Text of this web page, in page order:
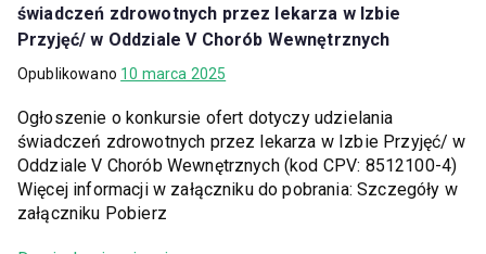
świadczeń zdrowotnych przez lekarza w Izbie
Przyjęć/ w Oddziale V Chorób Wewnętrznych
Opublikowano 10 marca 2025
Ogłoszenie o konkursie ofert dotyczy udzielania
świadczeń zdrowotnych przez lekarza w Izbie Przyjęć/ w
Oddziale V Chorób Wewnętrznych (kod CPV: 8512100-4)
Więcej informacji w załączniku do pobrania: Szczegóły w
załączniku Pobierz